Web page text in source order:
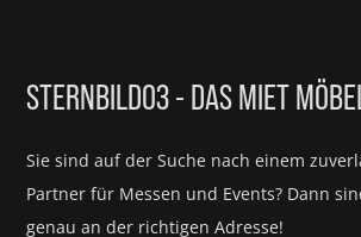
STERNBILD03 - DAS MIET
Sie sind auf der Suche nach einem
Partner für Messen und Events? Dann
genau an der richtigen Adresse!